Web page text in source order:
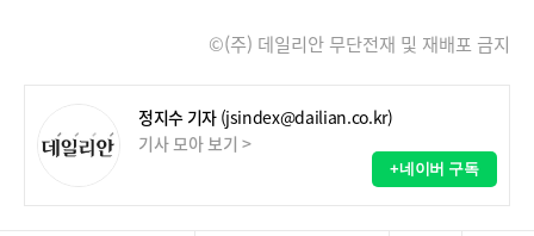
©(주) 데일리안 무단전재 및 재배포 금지
정지수 기자 (jsindex@dailian.co.kr)
기사 모아 보기 >
+네이버 구독